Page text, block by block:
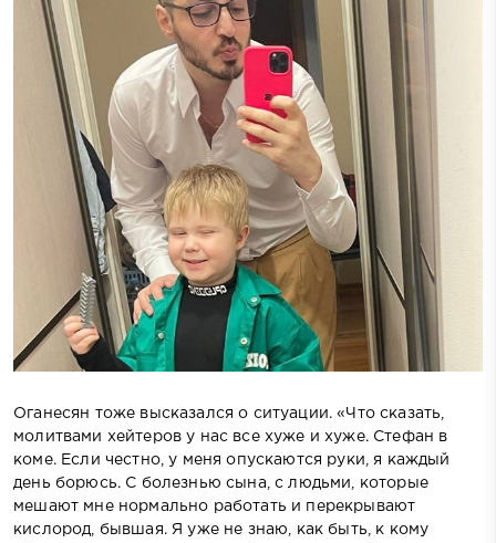
Оганесян тоже высказался о ситуации. «Что сказать,
молитвами хейтеров у нас все хуже и хуже. Стефан в
коме. Если честно, у меня опускаются руки, я каждый
день борюсь. С болезнью сына, с людьми, которые
мешают мне нормально работать и перекрывают
кислород, бывшая. Я уже не знаю, как быть, к кому